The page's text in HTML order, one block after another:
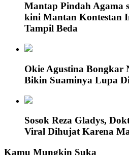
Mantap Pindah Agama
kini Mantan Kontestan
Tampil Beda
Okie Agustina Bongkar
Bikin Suaminya Lupa
Sosok Reza Gladys,
Viral Dihujat Karena
Kamu Mungkin Suka